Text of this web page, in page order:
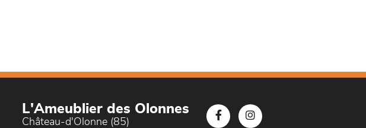
L'Ameublier des Olonnes
Château-d'Olonne (85)